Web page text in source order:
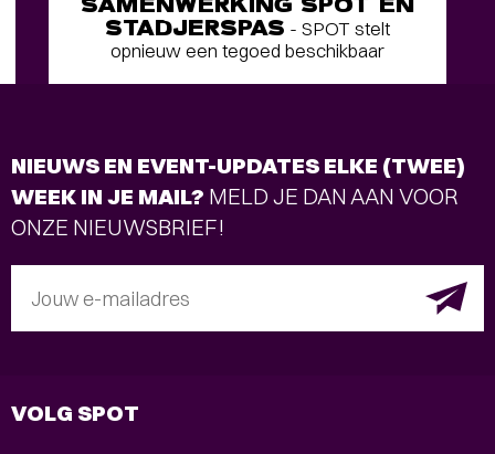
STADJERSPAS - SPOT stelt
opnieuw een tegoed beschikbaar
NIEUWS EN EVENT-UPDATES ELKE (TWEE)
WEEK IN JE MAIL? MELD JE DAN AAN VOOR
ONZE NIEUWSBRIEF!
Jouw e-mailadres
VOLG SPOT